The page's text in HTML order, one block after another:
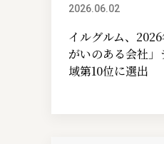
2026.06.02
イルグルム、
がいのある会社
域第10位に選出